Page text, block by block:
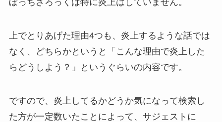
ぼっちざろっくは特に炎上はしていません。
上でとりあげた理由4つも、炎上するような話では
なく、どちらかというと「こんな理由で炎上した
らどうしよう？」というぐらいの内容です。
ですので、炎上してるかどうか気になって検索し
た方が一定数いたことによって、サジェストに